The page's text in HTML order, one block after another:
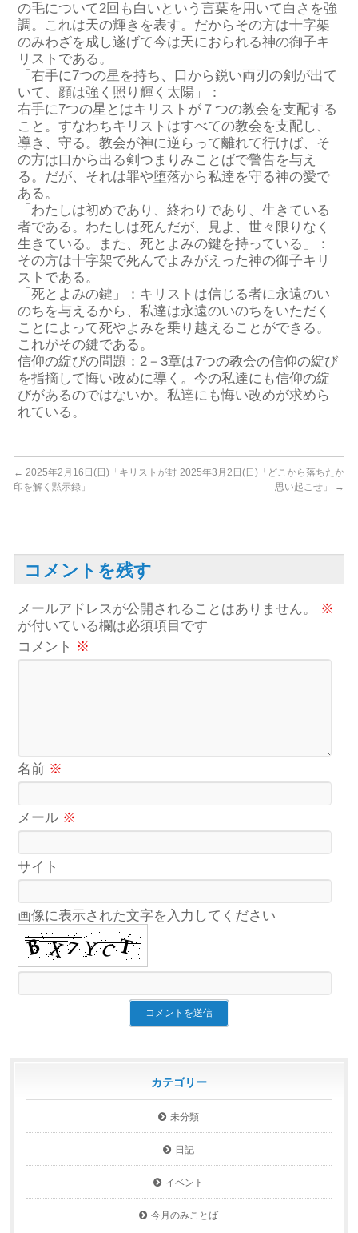
の毛について2回も白いという言葉を用いて白さを強
調。これは天の輝きを表す。だからその方は十字架
のみわざを成し遂げて今は天におられる神の御子キ
リストである。
「右手に7つの星を持ち、口から鋭い両刃の剣が出て
いて、顔は強く照り輝く太陽」：
右手に7つの星とはキリストが７つの教会を支配する
こと。すなわちキリストはすべての教会を支配し、
導き、守る。教会が神に逆らって離れて行けば、そ
の方は口から出る剣つまりみことばで警告を与え
る。だが、それは罪や堕落から私達を守る神の愛で
ある。
「わたしは初めであり、終わりであり、生きている
者である。わたしは死んだが、見よ、世々限りなく
生きている。また、死とよみの鍵を持っている」：
その方は十字架で死んでよみがえった神の御子キリ
ストである。
「死とよみの鍵」：キリストは信じる者に永遠のい
のちを与えるから、私達は永遠のいのちをいただく
ことによって死やよみを乗り越えることができる。
これがその鍵である。
信仰の綻びの問題：2－3章は7つの教会の信仰の綻び
を指摘して悔い改めに導く。今の私達にも信仰の綻
びがあるのではないか。私達にも悔い改めが求めら
れている。
← 2025年2月16日(日)「キリストが封
印を解く黙示録」
2025年3月2日(日)「どこから落ちたか
思い起こせ」
→
コメントを残す
メールアドレスが公開されることはありません。
※
が付いている欄は必須項目です
コメント ※
名前 ※
メール ※
サイト
画像に表示された文字を入力してください
カテゴリー
未分類
日記
イベント
今月のみことば